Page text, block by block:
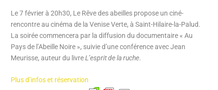
Le 7 février à 20h30, Le Rêve des abeilles propose un ciné-
rencontre au cinéma de la Venise Verte, à Saint-Hilaire-la-Palud.
La soirée commencera par la diffusion du documentaire « Au
Pays de l’Abeille Noire », suivie d’une conférence avec Jean
Meurisse, auteur du livreL’esprit de la ruche.
Plus d’infos et réservation